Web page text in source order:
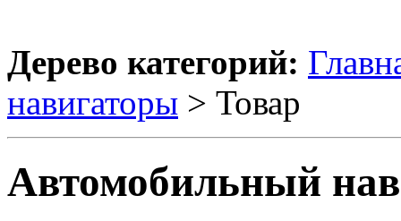
Дерево категорий:
навигаторы > Товар
Автомобильный